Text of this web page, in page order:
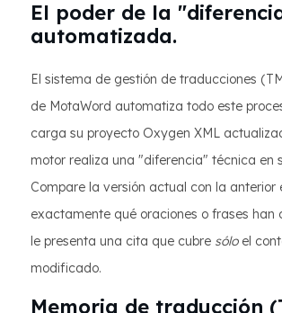
El poder de la
automatizada.
El sistema de gestión de traducciones
de MotaWord automatiza todo este
carga su proyecto Oxygen XML
motor realiza una "diferencia" técnica en
Compare la versión actual con la anterior
exactamente qué oraciones o frases han
le presenta una cita que cubre sóloel
modificado.
Memoria de traducción